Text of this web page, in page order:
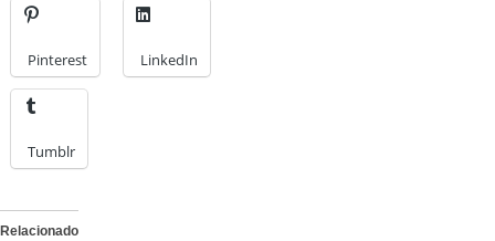
Pinterest LinkedIn
Tumblr
Relacionado